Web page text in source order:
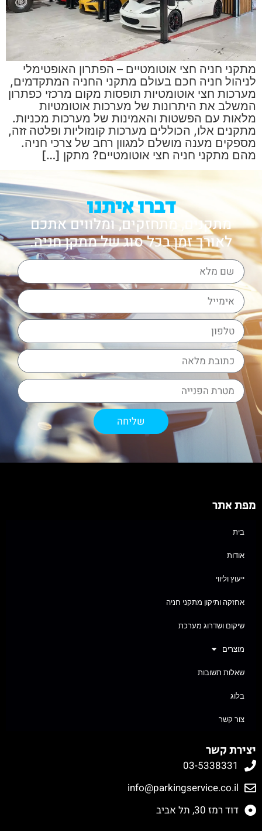
מתקני חניה חצי אוטומטיים – הפתרון האופטימלי
לניהול חניה חכם בעולם מתקני החניה המתקדמים,
מערכות חצי אוטומטיות תופסות מקום מרכזי כפתרון
המשלב את היתרונות של מערכות אוטומטיות
מלאות עם הפשטות והאמינות של מערכות מכניות.
מתקנים אלו, הכוללים מערכות קונזוליות ופלטה זזה,
מספקים מענה מושלם למגוון רחב של צרכי חניה.
מהם מתקני חניה חצי אוטומטיים? מתקן […]
דברו איתנו
מתקנים, מתחזקים, ומלווים אתכם
לאורך זמן בכל סוג של מתקן חניה.
שליחה
מפת אתר
בית
אודות
ייעוץ וליווי
אחזקה ותיקון מתקני חניה
שיקום ושדרוג מערכת
מוצרים
שאלות תשובות
בלוג
צור קשר
יצירת קשר
03-5338331
info@parkingservice.co.il
דוד רמז 30, תל אביב